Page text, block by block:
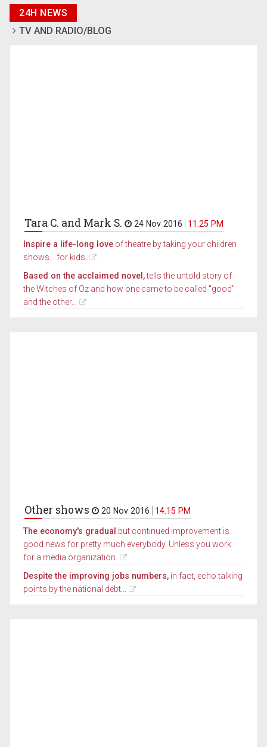
24H NEWS
TV AND RADIO/BLOG
Tara C. and Mark S. 24 Nov 2016 11.25 PM
Inspire a life-long love of theatre by taking your children
shows... for kids.
Based on the acclaimed novel,tells the untold story of
the Witches of Oz and how one came to be called "good"
and the other...
Other shows 20 Nov 2016 14.15 PM
The economy's gradual but continued improvement is
good news for pretty much everybody. Unless you work
for a media organization.
Despite the improving jobs numbers, in fact, echo talking
points by the national debt...